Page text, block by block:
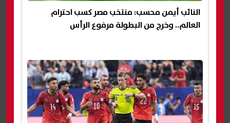
النائب أيمن محسب: منتخب مصر كسب احترام
العالم.. وخرج من البطولة مرفوع الرأس